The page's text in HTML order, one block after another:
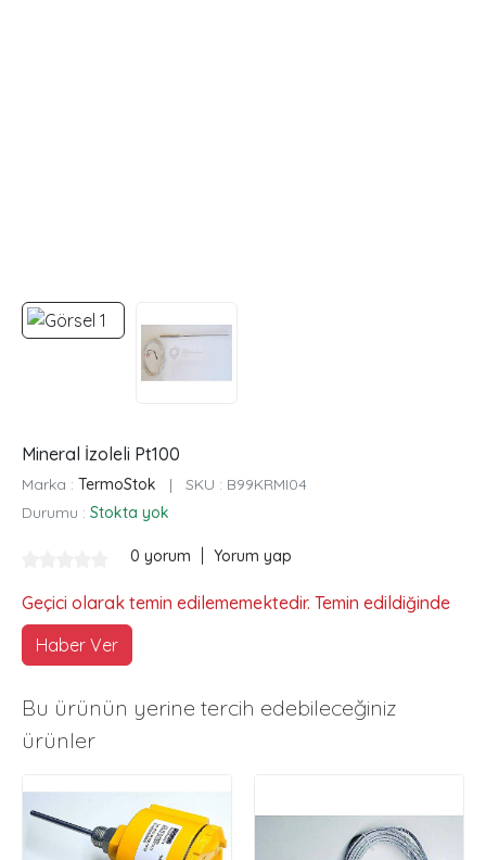
Mineral İzoleli Pt100
Marka : TermoStok | SKU : B99KRMI04
Durumu : Stokta yok
0 yorum Yorum yap
Geçici olarak temin edilememektedir. Temin edildiğinde
Haber Ver
Bu ürünün yerine tercih edebileceğiniz
ürünler